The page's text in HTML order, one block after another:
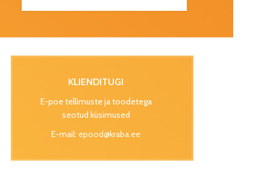
KLIENDITUGI
E-poe tellimuste ja toodetega
seotud küsimused
E-mail: epood@kraba.ee